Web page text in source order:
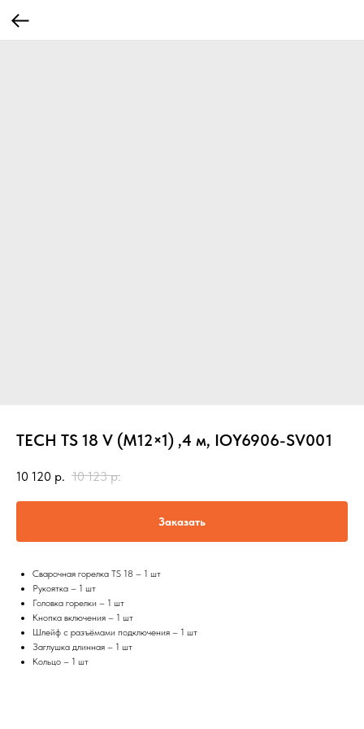
TECH TS 18 V (М12×1) ,4 м, IOY6906-SV001
10 120 р. 10 123 р.
Заказать
Сварочная горелка TS 18 – 1 шт
Рукоятка – 1 шт
Головка горелки – 1 шт
Кнопка включения – 1 шт
Шлейф с разъёмами подключения – 1 шт
Заглушка длинная – 1 шт
Кольцо – 1 шт